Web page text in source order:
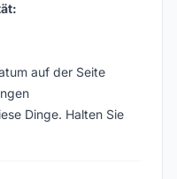
auf der Seite
Dinge. Halten Sie